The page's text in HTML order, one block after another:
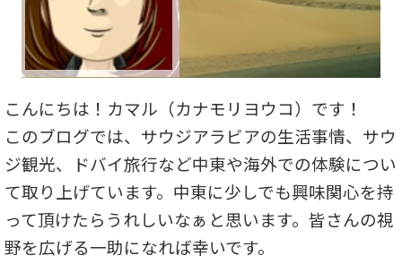
こんにちは！カマル（カナモリヨウコ）です！
このブログでは、サウジアラビアの生活事情、サウ
ジ観光、ドバイ旅行など中東や海外での体験につい
て取り上げています。中東に少しでも興味関心を持
って頂けたらうれしいなぁと思います。皆さんの視
野を広げる一助になれば幸いです。